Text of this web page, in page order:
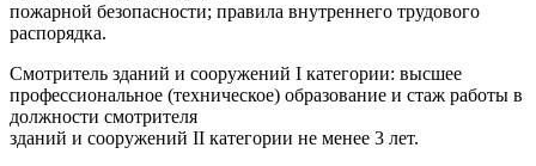
пожарной безопасности; правила внутреннего трудового
распорядка.
Смотритель зданий и сооружений I категории: высшее
профессиональное (техническое) образование и стаж работы в
должности смотрителя
зданий и сооружений II категории не менее 3 лет.